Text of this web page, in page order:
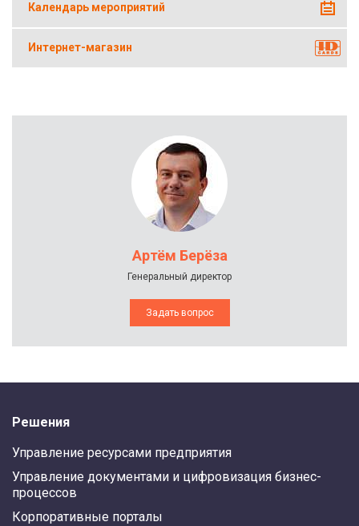
Календарь мероприятий
Интернет-магазин
Артём Берёза
Генеральный директор
Задать вопрос
Решения
Управление ресурсами предприятия
Управление документами и цифровизация бизнес-
процессов
Корпоративные порталы